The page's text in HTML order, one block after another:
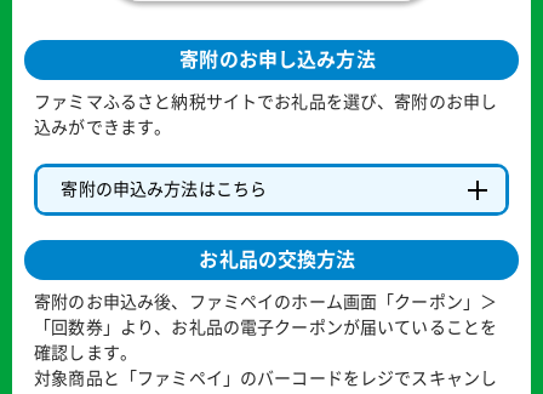
寄附のお申し込み方法
ファミマふるさと納税サイトでお礼品を選び、寄附のお申し
込みができます。
寄附の申込み方法はこちら
お礼品の交換方法
寄附のお申込み後、ファミペイのホーム画面「クーポン」＞
「回数券」より、お礼品の電子クーポンが届いていることを
確認します。
対象商品と「ファミペイ」のバーコードをレジでスキャンし